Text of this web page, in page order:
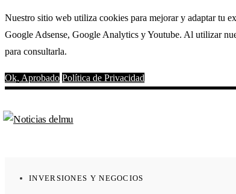
Nuestro sitio web utiliza cookies para mejorar y adaptar tu
Google Adsense, Google Analytics y Youtube. Al utilizar
para consultarla.
Ok, Aprobado Política de Privacidad
INVERSIONES Y NEGOCIOS